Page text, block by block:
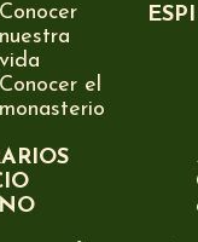
Conocer
nuestra
vida
Conocer el
monasterio